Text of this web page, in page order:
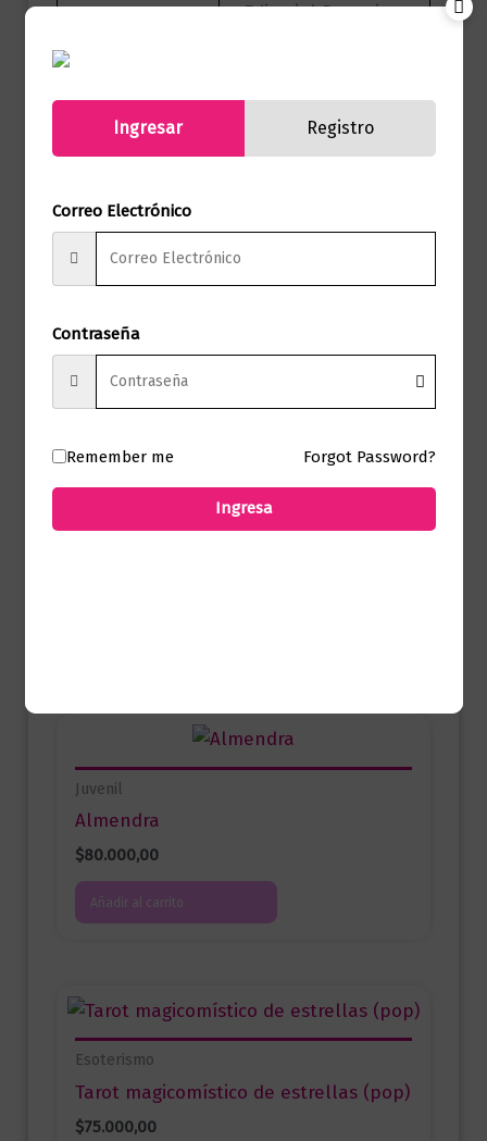
Editorial Penguin
Autor
Paula Cristina
Sello
Presentación
comprado este producto pueden hacer
Juvenil
Almendra
$80.000,00
Añadir al carrito
Esoterismo
Tarot magicomístico de estrellas (pop)
$75.000,00
Ingresar Registro
Correo Electrónico
Contraseña
Remember me Forgot Password?
Ingresa